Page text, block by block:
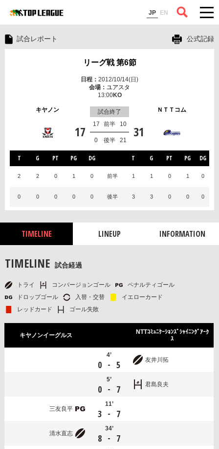
JP EN
コラム
試合レポート 公式記録
リーグ戦 第6節
2012/10/14(日)
ユアスタ
13:00
キヤノン ＮＴＴコム
試合終了
17 31
前半
17 10
後半
0 21
T G PT PG DG T G PT PG DG
2 2 0 1 0 前半 1 1 0 1 0
0 0 0 0 0 後半 3 3 0 0 0
TIMELINE LINEUP INFORMATION
TIMELINE 試合経過
トライ コンバージョンゴール
ペナルティゴール
ドロップゴール
入替・交替
イエローカード
レッドカード
ゴール失敗
キヤノンイーグルス
NTTｺﾐｭﾆｹｰｼｮﾝｽﾞｼｬｲﾆﾝｸﾞｱｰｸ
ｽ
4’
0 - 5 友井川拓
5’
0 - 7 君島良夫
三友良平
11’
3 - 7
清水直志
34’
8 - 7